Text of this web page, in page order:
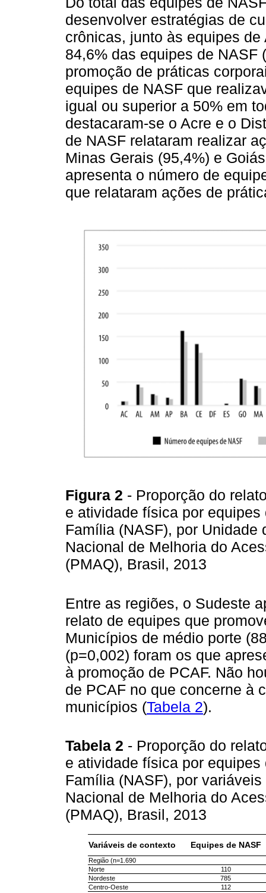
desenvolver estratégias de
crônicas, junto às equipes
84,6% das equipes de NASF
promoção de práticas
equipes de NASF que
igual ou superior a 50% em
destacaram-se o Acre e o
de NASF relataram realizar
Minas Gerais (95,4%) e
apresenta o número de
que relataram ações de
Figura 2 - Proporção do
e atividade física por
Família (NASF), por Unidade
Nacional de Melhoria do
(PMAQ), Brasil, 2013
Entre as regiões, o Sudeste
relato de equipes que
Municípios de médio porte
(p=0,002) foram os que
à promoção de PCAF. Não
de PCAF no que concerne à
municípios (Tabela 2).
Tabela 2 - Proporção do
e atividade física por
Família (NASF), por
Nacional de Melhoria do
(PMAQ), Brasil, 2013
Variáveis de contexto Equipes de NASF
Região (n=1.690
Norte
110
Nordeste
785
Centro-Oeste
112